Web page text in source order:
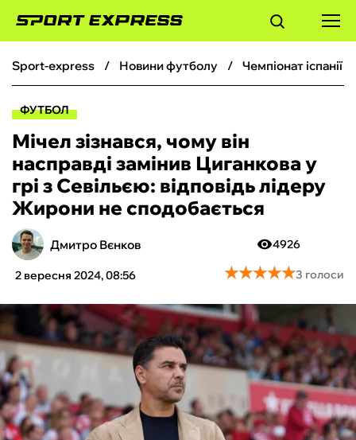
ФУТБОЛ
БОКС
ХОКЕЙ
ТЕНІС
КІБЕРСПОРТ
ЧС-2026
ФУТЗАЛ
ІНШІ
sport-express новини футболу чемпіонат іспанії
ФУТБОЛ
Мічел зізнався, чому він
насправді замінив Циганкова у
грі з Севільєю: відповідь лідеру
Жирони не сподобається
Дмитро Вєнков
2 вересня 2024, 08:56
4926
★★★★★
★★★★★3 голоси